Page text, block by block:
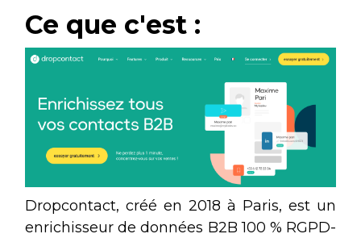
Ce que c'est :
Dropcontact, créé en 2018 à Paris, est un
enrichisseur de données B2B 100 % RGPD-